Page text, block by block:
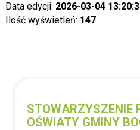
Data edycji: 2026-03-04
Ilość wyświetleń: 147
STOWARZYSZENIE
OŚWIATY GMINY